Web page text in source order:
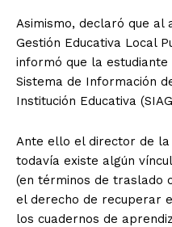
Asimismo, declaró que al
Gestión Educativa Local
informó que la
Sistema de Información
Institución Educativa
Ante ello el director de la
todavía existe algún
(en términos de traslado
el derecho de recuperar
los cuadernos de